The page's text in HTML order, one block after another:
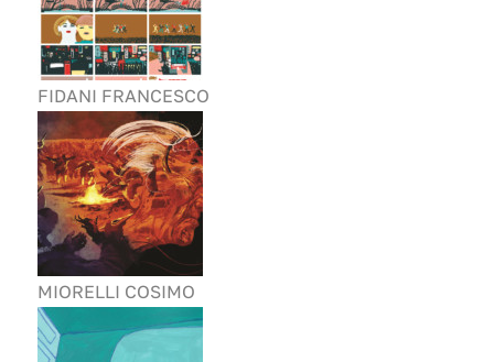
FIDANI FRANCESCO
MIORELLI COSIMO